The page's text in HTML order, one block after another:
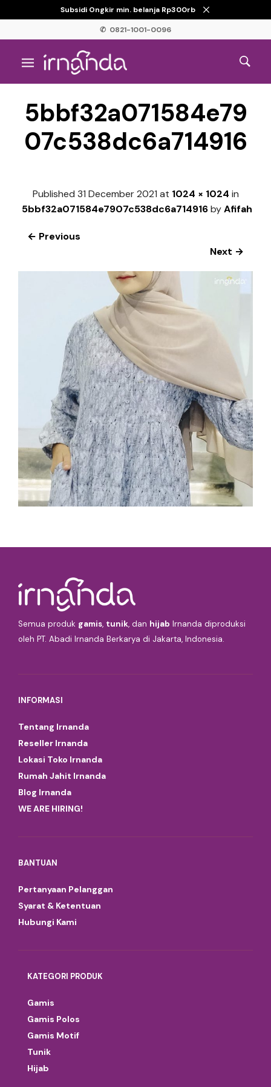
Subsidi Ongkir min. belanja Rp300rb
✆ 0821-1001-0096
5bbf32a071584e79
07c538dc6a714916
Published 31 December 2021 at 1024 × 1024 in
5bbf32a071584e7907c538dc6a714916byAfifah
← Previous
Next →
Semua produk gamis, tunik, dan hijab Irnanda diproduksi
oleh PT. Abadi Irnanda Berkarya di Jakarta, Indonesia.
INFORMASI
Tentang Irnanda
Reseller Irnanda
Lokasi Toko Irnanda
Rumah Jahit Irnanda
Blog Irnanda
WE ARE HIRING!
BANTUAN
Pertanyaan Pelanggan
Syarat & Ketentuan
Hubungi Kami
KATEGORI PRODUK
Gamis
Gamis Polos
Gamis Motif
Tunik
Hijab